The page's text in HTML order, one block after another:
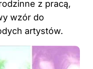
z pracą,
wzór do
artystów.